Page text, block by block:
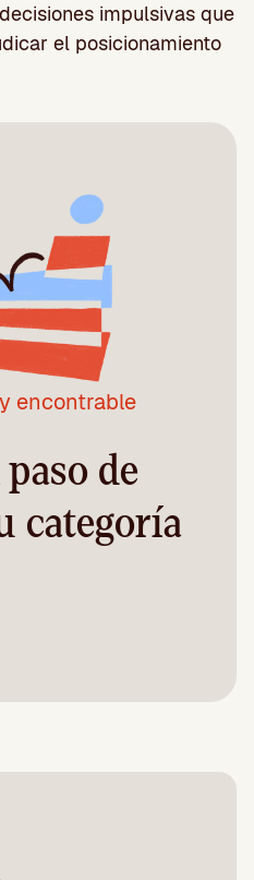
impulsivas que
el posicionamiento
encontrable
de
categoría